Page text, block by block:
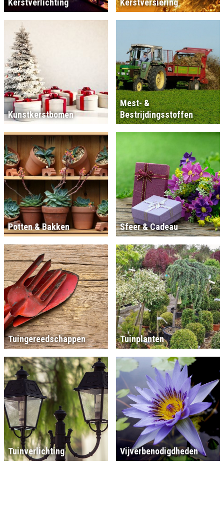
Kerstverlichting Kerstversiering
Kunstkerstbomen
Mest- &
Bestrijdingsstoffen
Potten & Bakken Sfeer & Cadeau
Tuingereedschappen Tuinplanten
Tuinverlichting Vijverbenodigdheden